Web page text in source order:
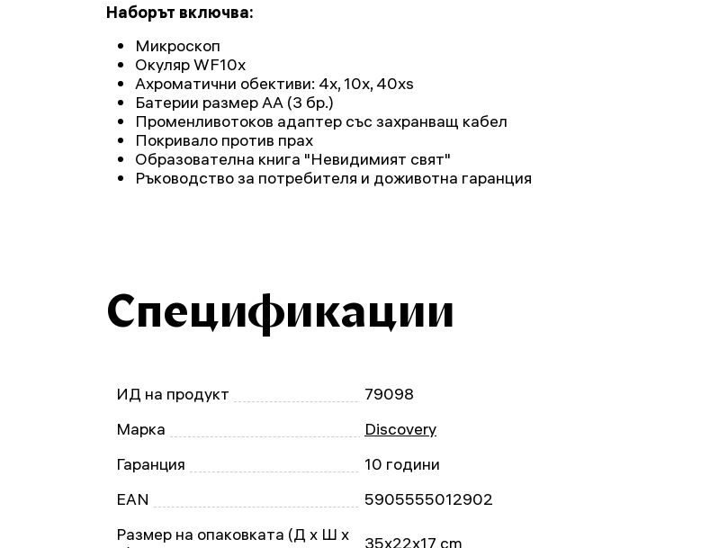
Наборът включва:
Микроскоп
Окуляр WF10x
Ахроматични обективи: 4x, 10x, 40xs
Батерии размер AA (3 бр.)
Променливотоков адаптер със захранващ кабел
Покривало против прах
Образователна книга "Невидимият свят"
Ръководство за потребителя и доживотна гаранция
Спецификации
ИД на продукт
79098
Марка
Discovery
Гаранция
10 години
EAN
5905555012902
Размер на опаковката (Д x Ш x
35x22x17 cm